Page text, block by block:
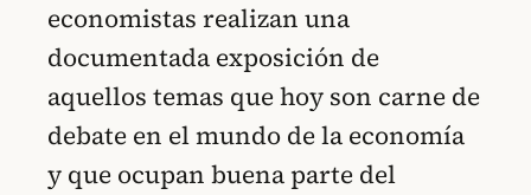
economistas realizan una
documentada exposición de
aquellos temas que hoy son carne de
debate en el mundo de la economía
y que ocupan buena parte del